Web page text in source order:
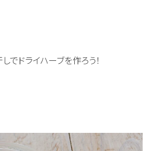
ドライハーブを作ろう！